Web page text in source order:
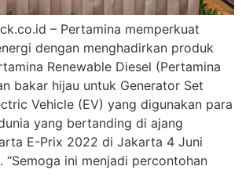
– Pertamina memperkuat
dengan menghadirkan produk
Renewable Diesel (Pertamina
bakar hijau untuk Generator Set
Vehicle (EV) yang digunakan para
yang bertanding di ajang
E-Prix 2022 di Jakarta 4 Juni
“Semoga ini menjadi percontohan